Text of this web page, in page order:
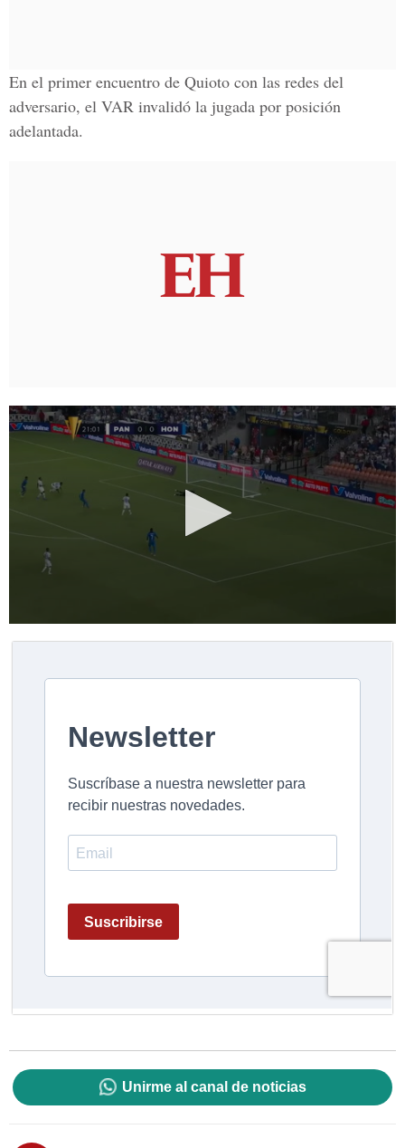
En el primer encuentro de Quioto con las redes del
adversario, el VAR invalidó la jugada por posición
adelantada.
Unirme al canal de noticias